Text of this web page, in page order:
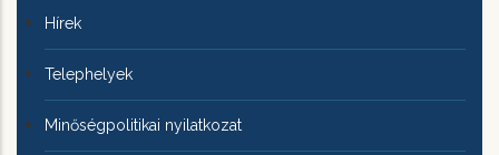
Hírek
Telephelyek
Minőségpolitikai nyilatkozat